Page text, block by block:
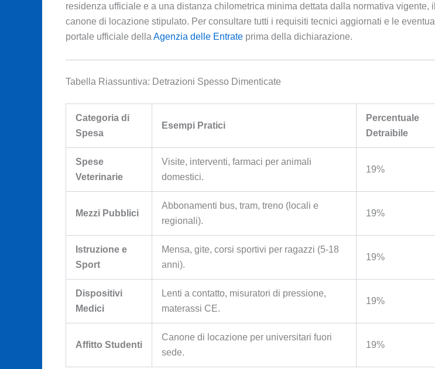
residenza ufficiale e a una distanza chilometrica minima dettata dalla normativa
canone di locazione stipulato. Per consultare tutti i requisiti tecnici aggiornati e le
portale ufficiale della Agenzia delle Entrate prima della dichiarazione.
Tabella Riassuntiva: Detrazioni Spesso Dimenticate
Categoria di
Spesa
Esempi Pratici
Percentuale
Detraibile
Spese
Veterinarie
Visite, interventi, farmaci per animali
domestici.
19%
Mezzi Pubblici
Abbonamenti bus, tram, treno (locali e
regionali).
19%
Istruzione e
Sport
Mensa, gite, corsi sportivi per ragazzi (5-18
anni).
19%
Dispositivi
Medici
Lenti a contatto, misuratori di pressione,
materassi CE.
19%
Affitto Studenti
Canone di locazione per universitari fuori
sede.
19%